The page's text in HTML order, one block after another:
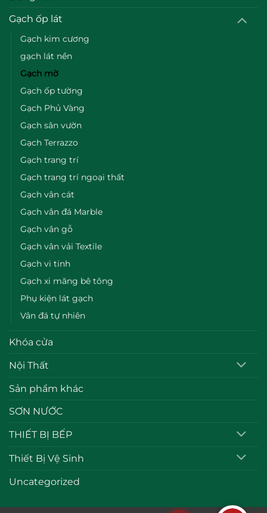
Gạch ốp lát
Gạch kim cương
gạch lát nền
Gạch mờ
Gạch ốp tường
Gạch Phủ Vàng
Gạch sân vườn
Gạch Terrazzo
Gạch trang trí
Gạch trang trí ngoại thất
Gạch vân cát
Gạch vân đá Marble
Gạch vân gỗ
Gạch vân vải Textile
Gạch vi tinh
Gạch xi măng bê tông
Phụ kiện lát gạch
Vân đá tự nhiên
Khóa cửa
Nội Thất
Sản phẩm khác
SƠN NƯỚC
THIẾT BỊ BẾP
Thiết Bị Vệ Sinh
Uncategorized